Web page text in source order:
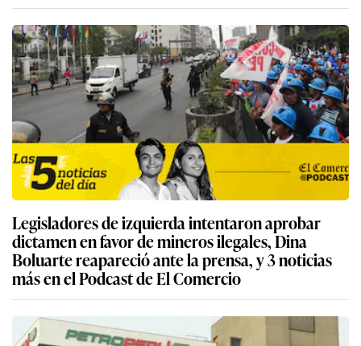
Legisladores de izquierda intentaron aprobar
dictamen en favor de mineros ilegales, Dina
Boluarte reapareció ante la prensa, y 3 noticias
más en el Podcast de El Comercio